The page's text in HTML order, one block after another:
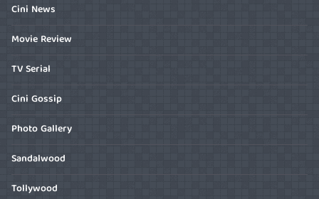
Cini News
Movie Review
TV Serial
Cini Gossip
Photo Gallery
Sandalwood
Tollywood